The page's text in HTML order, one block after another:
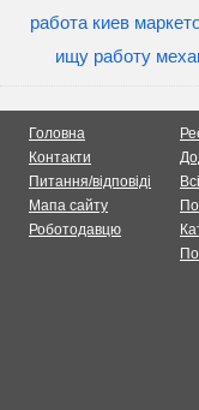
работа киев
ищу работу
Головна
Контакти
Питання/відповіді
Мапа сайту
Роботодавцю